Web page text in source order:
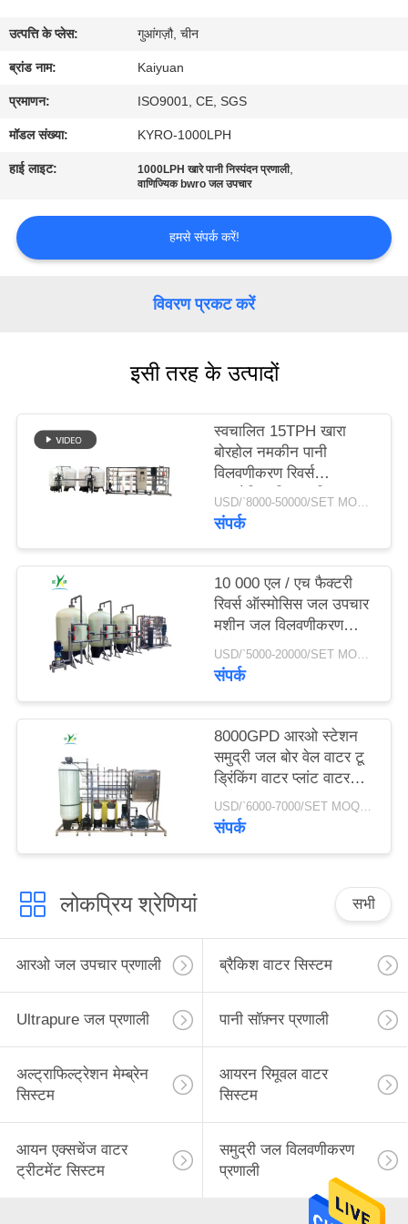
नियंत्रण
संपर्क
करें
उद्धरण
का
COMPANY
साइटमैप
POLICY
उत्पत्ति के प्लेस: गुआंगज़ौ, चीन
ब्रांड नाम: Kaiyuan
प्रमाणन: ISO9001, CE, SGS
मॉडल संख्या: KYRO-1000LPH
हाई लाइट: 1000LPH खारे पानी निस्पंदन प्रणाली,
वाणिज्यिक bwro जल उपचार
हमसे संपर्क करें!
विवरण प्रकट करें
इसी तरह के उत्पादों
स्वचालित 15TPH खारा
बोरहोल नमकीन पानी
विलवणीकरण रिवर्स
ऑस्मोसिस फ़िल्टर सिस्टम
शुद्धिकरण उपचार आरओ
USD/`8000-50000/SET MOQ:एक सेट
संपर्क
10 000 एल / एच फैक्टरी
रिवर्स ऑस्मोसिस जल उपचार
मशीन जल विलवणीकरण
संयंत्र जल उपचार उपकरण
आरओ सिस्टम
USD/`5000-20000/SET MOQ:एक सेट
संपर्क
8000GPD आरओ स्टेशन
समुद्री जल बोर वेल वाटर टू
ड्रिंकिंग वाटर प्लांट वाटर
डिसेलिनेशन मशीन
USD/`6000-7000/SET MOQ:एक सेट
संपर्क
लोकप्रिय श्रेणियां सभी
आरओ जल उपचार प्रणाली ब्रैकिश वाटर सिस्टम
Ultrapure जल प्रणाली पानी सॉफ़्नर प्रणाली
अल्ट्राफिल्ट्रेशन मेम्ब्रेन
सिस्टम
आयरन रिमूवल वाटर
सिस्टम
आयन एक्सचेंज वाटर
ट्रीटमेंट सिस्टम
समुद्री जल विलवणीकरण
प्रणाली